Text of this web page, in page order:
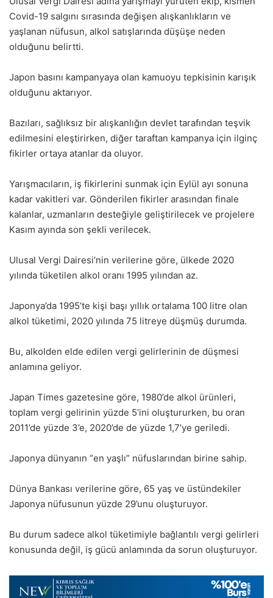
Covid-19 salgını sırasında değişen alışkanlıkların ve
yaşlanan nüfusun, alkol satışlarında düşüşe neden
olduğunu belirtti.
Japon basını kampanyaya olan kamuoyu tepkisinin karışık
olduğunu aktarıyor.
Bazıları, sağlıksız bir alışkanlığın devlet tarafından teşvik
edilmesini eleştirirken, diğer taraftan kampanya için ilginç
fikirler ortaya atanlar da oluyor.
Yarışmacıların, iş fikirlerini sunmak için Eylül ayı sonuna
kadar vakitleri var. Gönderilen fikirler arasından finale
kalanlar, uzmanların desteğiyle geliştirilecek ve projelere
Kasım ayında son şekli verilecek.
Ulusal Vergi Dairesi’nin verilerine göre, ülkede 2020
yılında tüketilen alkol oranı 1995 yılından az.
Japonya’da 1995’te kişi başı yıllık ortalama 100 litre olan
alkol tüketimi, 2020 yılında 75 litreye düşmüş durumda.
Bu, alkolden elde edilen vergi gelirlerinin de düşmesi
anlamına geliyor.
Japan Times gazetesine göre, 1980’de alkol ürünleri,
toplam vergi gelirinin yüzde 5’ini oluştururken, bu oran
2011’de yüzde 3’e, 2020’de de yüzde 1,7’ye geriledi.
Japonya dünyanın “en yaşlı” nüfuslarından birine sahip.
Dünya Bankası verilerine göre, 65 yaş ve üstündekiler
Japonya nüfusunun yüzde 29’unu oluşturuyor.
Bu durum sadece alkol tüketimiyle bağlantılı vergi gelirleri
konusunda değil, iş gücü anlamında da sorun oluşturuyor.